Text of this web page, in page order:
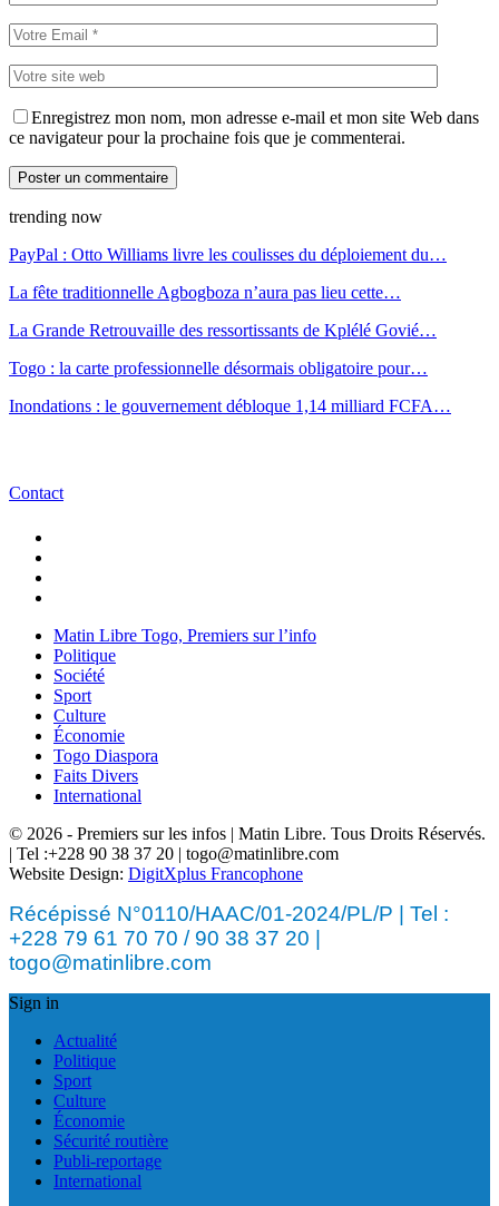
Enregistrez mon nom, mon adresse e-mail et mon site Web dans
ce navigateur pour la prochaine fois que je commenterai.
trending now
PayPal : Otto Williams livre les coulisses du déploiement du…
La fête traditionnelle Agbogboza n’aura pas lieu cette…
La Grande Retrouvaille des ressortissants de Kplélé Govié…
Togo : la carte professionnelle désormais obligatoire pour…
Inondations : le gouvernement débloque 1,14 milliard FCFA…
Contact
Matin Libre Togo, Premiers sur l’info
Politique
Société
Sport
Culture
Économie
Togo Diaspora
Faits Divers
International
© 2026 - Premiers sur les infos | Matin Libre. Tous Droits Réservés.
| Tel :+228 90 38 37 20 | togo@matinlibre.com
Website Design: DigitXplus Francophone
Récépissé N°0110/HAAC/01-2024/PL/P | Tel :
+228 79 61 70 70 / 90 38 37 20 |
togo@matinlibre.com
Sign in
Actualité
Politique
Sport
Culture
Économie
Sécurité routière
Publi-reportage
International